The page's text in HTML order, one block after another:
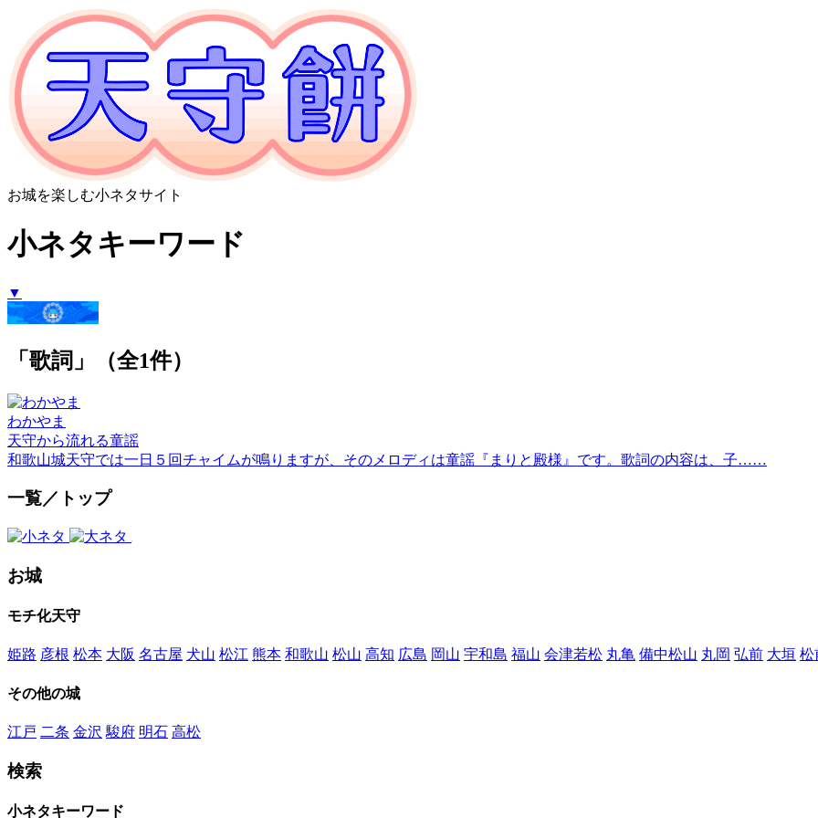
お城を楽しむ小ネタサイト
小ネタキーワード
▼
「歌詞」（全1件）
わかやま
天守から流れる童謡
和歌山城天守では一日５回チャイムが鳴りますが、そのメロディは童謡『まりと殿様』です。歌詞の内容は、子……
一覧／トップ
お城
モチ化天守
姫路 彦根 松本 大阪 名古屋 犬山 松江 熊本 和歌山 松山 高知 広島 岡山 宇和島 福山 会津若松 丸亀 備中松山 丸岡 弘前 大垣 松
その他の城
江戸 二条 金沢 駿府 明石 高松
検索
小ネタキーワード